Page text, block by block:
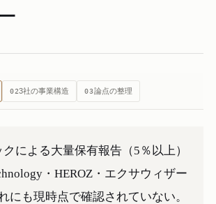
023社の事業構造 03論点の整理
による大量保有報告（5％以上）
・HEROZ・エクサウィザー
にも現時点で確認されていない。